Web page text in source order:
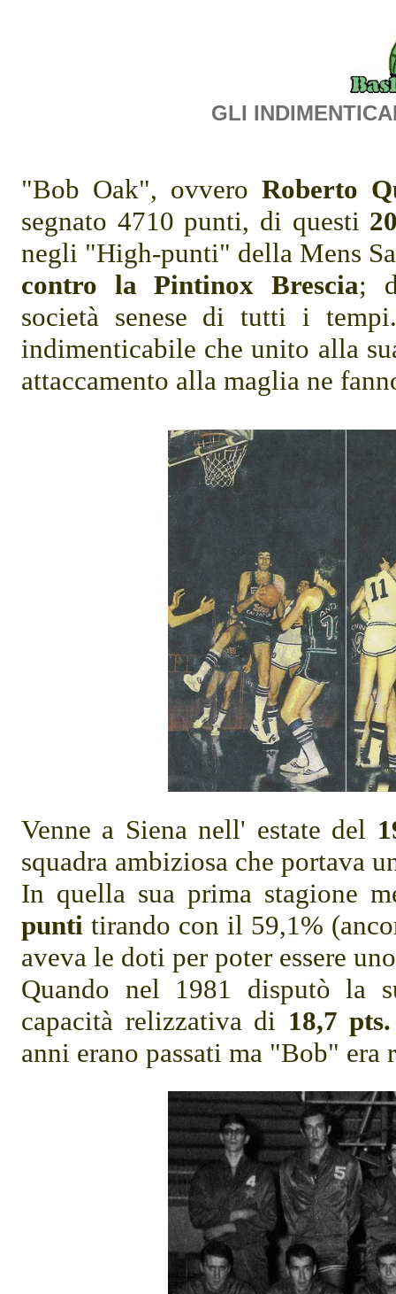
GLI
"Bob Oak", ovvero Roberto
segnato 4710 punti, di questi
negli "High-punti" della Mens
contro la Pintinox Brescia;
società senese di tutti i
indimenticabile che unito alla
attaccamento alla maglia ne
Venne a Siena nell' estate del
squadra ambiziosa che portava
In quella sua prima stagione
punti tirando con il 59,1%
aveva le doti per poter essere
Quando nel 1981 disputò la
capacità relizzativa di 18,7 pts.
anni erano passati ma "Bob"